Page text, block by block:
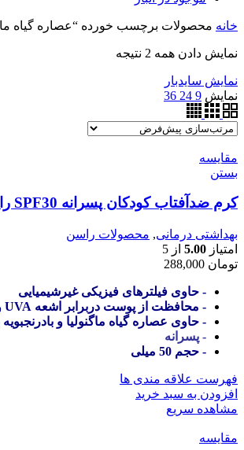
خانه محصولات برچسب خورده “عصاره گیاه
نمایش دادن همه 2 نتیجه
نمایش سایدبار
نمایش 9
24
36
مقایسه
بستن
کرم ضدآفتاب کودکان پسرانه SPF30 راسن
بهداشتی درمانی, محصولات راسن
امتیاز 5.00 از 5
تومان
- حاوی فیلترهای فیزیکی غیرشیمیایی
- محافظت از پوست دربرابر اشعه UVA و UVB در طیف وسیع
- حاوی عصاره گیاه ماگنولیا و
- پسرانه
- حجم 50 میلی
فهرست علاقه مندی ها
افزودن به سبد خرید
مشاهده سریع
مقایسه